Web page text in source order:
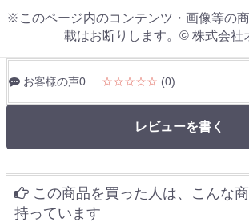
※このページ内のコンテンツ・画像等の
載はお断りします。© 株式会社
お客様の声0 ☆☆☆☆☆ (0)
レビューを書く
この商品を買った人は、こんな
持っています